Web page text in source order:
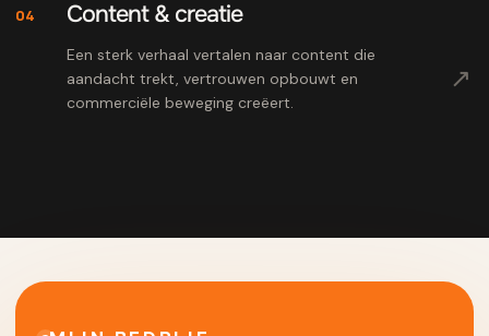
04 Content & creatie
Een sterk verhaal vertalen naar content die
aandacht trekt, vertrouwen opbouwt en
commerciële beweging creëert.
↗